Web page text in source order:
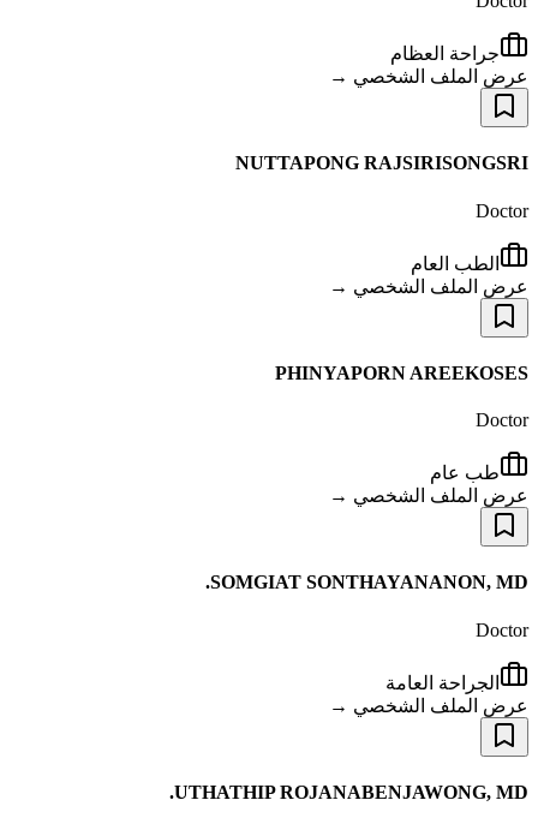
جراحة العظام
عرض الملف الشخصي →
NUTTAPONG RAJSIRISONGSRI
Doctor
الطب العام
عرض الملف الشخصي →
PHINYAPORN AREEKOSES
Doctor
طب عام
عرض الملف الشخصي →
SOMGIAT SONTHAYANANON, MD.
Doctor
الجراحة العامة
عرض الملف الشخصي →
UTHATHIP ROJANABENJAWONG, MD.